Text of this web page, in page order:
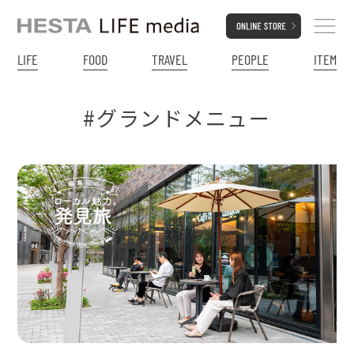
LIFE FOOD TRAVEL PEOPLE ITEM
#グランドメニュー